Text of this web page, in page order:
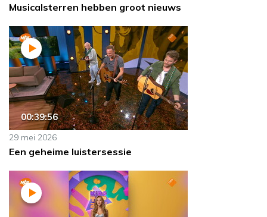
Musicalsterren hebben groot nieuws
00:39:56
29 mei 2026
Een geheime luistersessie